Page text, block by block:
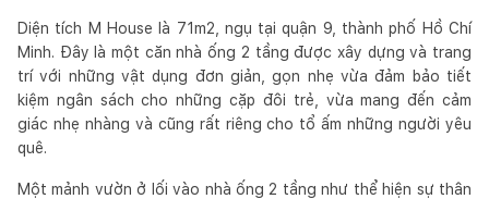
Diện tích M House là 71m2, ngụ tại quận 9, thành phố Hồ Chí
Minh. Đây là một căn nhà ống 2 tầng được xây dựng và trang
trí với những vật dụng đơn giản, gọn nhẹ vừa đảm bảo tiết
kiệm ngân sách cho những cặp đôi trẻ, vừa mang đến cảm
giác nhẹ nhàng và cũng rất riêng cho tổ ấm những người yêu
quê.
Một mảnh vườn ở lối vào nhà ống 2 tầng như thể hiện sự thân